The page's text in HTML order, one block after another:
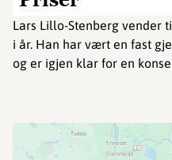
Lars Lillo-Stenberg vender
i år. Han har vært en fast
og er igjen klar for en